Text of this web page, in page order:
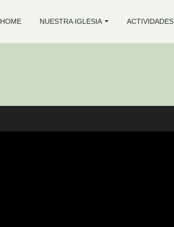
HOME NUESTRA IGLESIA ACTIVIDADES